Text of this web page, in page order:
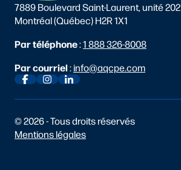
7889 Boulevard Saint-Laurent, unité 202
Montréal (Québec) H2R 1X1
Par téléphone:1 888 326-8008
Par courriel:info@aqcpe.com
© 2026 - Tous droits réservés
Mentions légales